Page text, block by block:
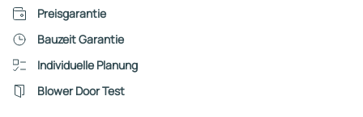
Preisgarantie
Bauzeit Garantie
Individuelle Planung
Blower Door Test